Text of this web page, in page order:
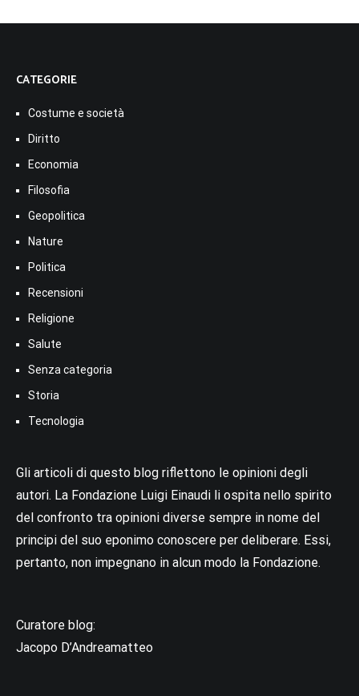
CATEGORIE
Costume e società
Diritto
Economia
Filosofia
Geopolitica
Nature
Politica
Recensioni
Religione
Salute
Senza categoria
Storia
Tecnologia
Gli articoli di questo blog riflettono le opinioni degli
autori. La Fondazione Luigi Einaudi li ospita nello spirito
del confronto tra opinioni diverse sempre in nome del
principi del suo eponimo conoscere per deliberare. Essi,
pertanto, non impegnano in alcun modo la Fondazione.
Curatore blog:
Jacopo D’Andreamatteo